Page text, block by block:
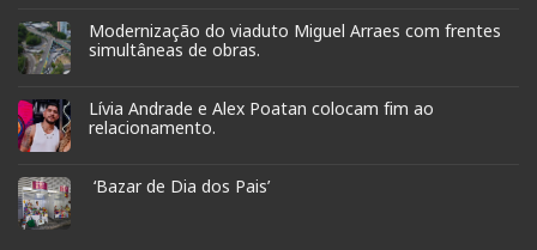
Modernização do viaduto Miguel Arraes com frentes
simultâneas de obras.
Lívia Andrade e Alex Poatan colocam fim ao
relacionamento.
‘Bazar de Dia dos Pais’